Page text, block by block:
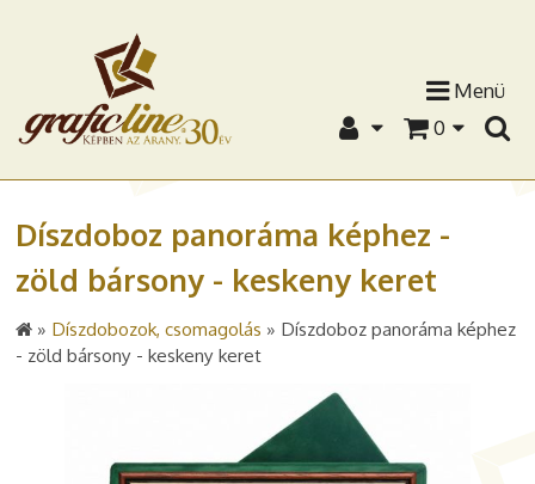
Menü
0
Díszdoboz panoráma képhez -
zöld bársony - keskeny keret
» Díszdobozok, csomagolás » Díszdoboz panoráma képhez
- zöld bársony - keskeny keret